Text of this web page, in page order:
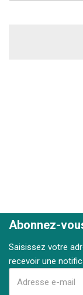
Abonnez-
Saisissez votre
recevoir une